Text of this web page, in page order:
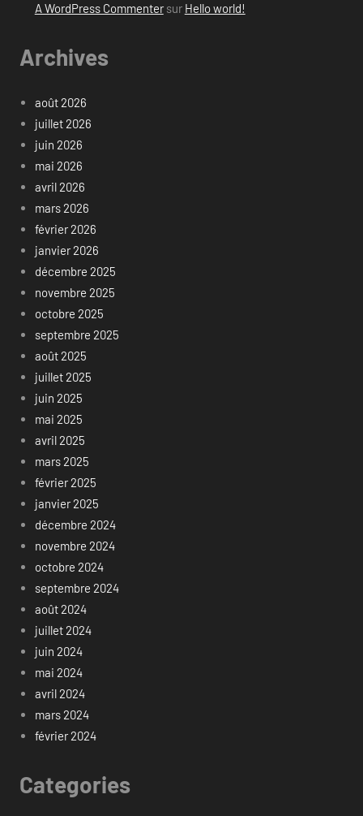
A WordPress Commentersur Hello world!
Archives
août 2026
juillet 2026
juin 2026
mai 2026
avril 2026
mars 2026
février 2026
janvier 2026
décembre 2025
novembre 2025
octobre 2025
septembre 2025
août 2025
juillet 2025
juin 2025
mai 2025
avril 2025
mars 2025
février 2025
janvier 2025
décembre 2024
novembre 2024
octobre 2024
septembre 2024
août 2024
juillet 2024
juin 2024
mai 2024
avril 2024
mars 2024
février 2024
Categories